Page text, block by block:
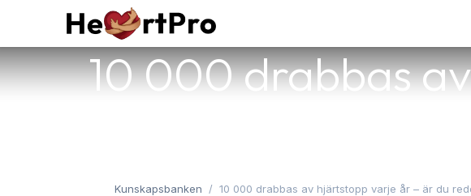
Hoppa till innehållet
10 000 drabbas
Kunskapsbanken 10 000 drabbas av hjärtstopp varje år – är du